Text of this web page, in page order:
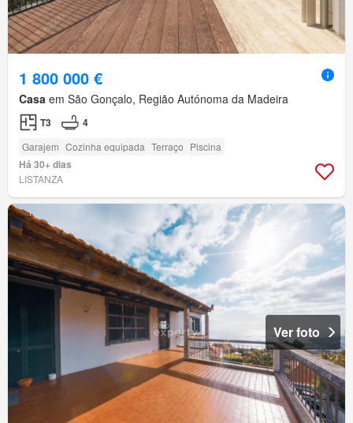
1 800 000 €
Casa em São Gonçalo, Região Autónoma da Madeira
T3 4
Garajem Cozinha equipada Terraço Piscina
Há 30+ dias
LISTANZA
Ver foto